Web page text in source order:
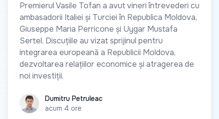
Premierul Vasile Tofan a avut vineri întrevederi cu
ambasadorii Italiei și Turciei în Republica Moldova,
Giuseppe Maria Perricone și Uygar Mustafa
Sertel. Discuțiile au vizat sprijinul pentru
integrarea europeană a Republicii Moldova,
dezvoltarea relațiilor economice și atragerea de
noi investiții.
Dumitru Petruleac
Dumitru Petruleac
acum 4 ore